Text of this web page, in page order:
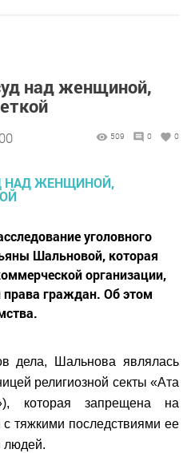
над женщиной,
509 0 0
уголовного
Шальновой, которая
организации,
граждан. Об этом
дела, Шальнова являлась
религиозной секты «Ата
которая запрещена на
с тяжкими последствиями ее
людей.